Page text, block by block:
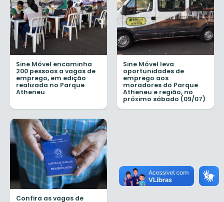
Sine Móvel encaminha
200 pessoas a vagas de
emprego, em edição
realizada no Parque
Atheneu
Sine Móvel leva
oportunidades de
emprego aos
moradores do Parque
Atheneu e região, no
próximo sábado (09/07)
Confira as vagas de